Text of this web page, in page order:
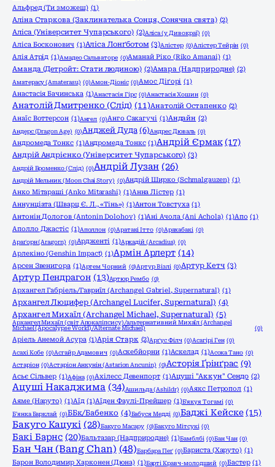
Альфред (Ти зможеш) (1)
Аліна Старкова (Заклинателька Сонця, Сонячна свята) (2)
Аліса (Університет Чупарського) (2)Аліса (у Дивокраї) (0)
Аліса Босконович (1)Аліса Лонґботом (3)Алістер (0)Алістер Тейрін (0)
Алія Атрід (1)Амадео Сальваторе (0)Аманай Ріко (Riko Amanai) (1)
Аманда (Детройт: Стати людиною) (2)Амара (Надприродне) (2)
Аматерасу (Amaterasu) (0)Амон-Діоніс (0)Амос Діґорі (1)
Анастасія Бачинська (1)Анастасія Гірс (0)Анастасія Хошин (0)
Анатолій Дмитренко (Слід) (11)Анатолій Остапенко (2)
Анаїс Воттерсон (1)Ангел (0)Анго Сакагучі (1)Андайн (2)
Андерс (Dragon Age) (0)Анджей Дуда (6)Андрес Дюваль (0)
Андромеда Тонкс (1)Андромеда Тонкс (1)Андрій Єрмак (17)
Андрій Андрієнко (Університет Чупарського) (3)
Андрій Броменко (Слід) (0)Андрій Лузан (26)
Андрій Мельник (Moon Chai Story) (0)Андрій Ширко (Schmalgauzen) (1)
Анко Мітараші (Anko Mitarashi) (1)Анна Лістер (1)
Аннунціата (Шварц Є. Л., «Тінь») (1)Антон Товстуха (1)
Антонін Дологов (Antonin Dolohov) (1)Ані Ачола (Ani Achola) (1)Апо (1)
Аполло Джастіс (1)Аполлон (0)Аратакі Ітто (0)Арахабакі (0)
Араґорн (Aragorn) (0)Ардженті (1)Аркадій (Arcadius) (0)
Арлекіно (Genshin Impact) (1)Армін Арлерт (14)
Арсен Звенигора (1)Артем Чорний (0)Артур Візлі (0)Артур Кетч (3)
Артур Пендрагон (13)Артюр Рембо (0)
Архангел Габріель/Гавриїл (Archangel Gabriel, Supernatural) (1)
Архангел Люцифер (Archangel Lucifer, Supernatural) (4)
Архангел Михаїл (Archangel Michael, Supernatural) (5)
Архангел Михаїл (світ Апокаліпсису)/альтернативний Михаїл (Archangel
Michael (Apocalypse World)/Alternate Michael)
(0)
Аріель Анемой Асура (1)Арія Старк (2)Арґус Філч (0)Асагірі Ген (0)
Асахі Кобе (0)Асгайр Адамович (0)Аскебйорни (1)Аскелад (1)Асока Тано (0)
Астаріон (0)Астаріон Анкунін (Astarion Ancunin) (0)Асторія Ґрінґрас (9)
Асьє Сільвер (1)Афіна (0)Ахілесс Девенпорт (1)Ацуші "Аккун" Сендо (2)
Ацуші Накаджима (34)Ашильда (Ashildr) (0)Аякс Петропол (1)
Аяме (Наруто) (1)Аїд (1)Аїден Фаулі-Прейшер (1)Б'якуя Тогамі (0)
Б'янка Барклай (0)ББк/Бабенко (4)Бабуся Медді (0)Баджі Кейске (15)
Бакуго Кацукі (28)Бакуго Масару (0)Бакуго Мітсукі (0)
Бакі Барнс (20)Бальтазар (Надприродне) (1)Бамблбі (0)Бан Чан (0)
Бан Чан (Bang Chan) (48)Барбара Пеґ (0)Бариста (Харуто) (1)
Барон Володимир Харконен (Дюна) (1)Барті Кравч-молодший (0)Бастер (1)